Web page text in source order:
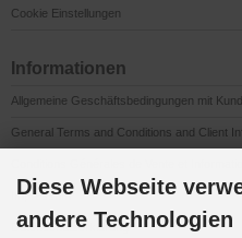
Cookie Einstellungen
Informationen
Allgemeine Geschäftsbedingungen mit
General Terms and Conditions and Client
Impressum
Datenschutzerklärung
Diese Webseite
andere Technologien